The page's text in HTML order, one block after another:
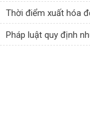
Thời điểm xuất hóa
Pháp luật quy định